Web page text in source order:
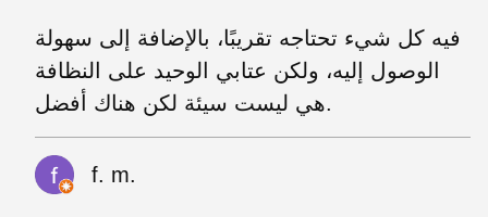
فيه كل شيء تحتاجه تقريبًا، بالإضافة إلى سهولة
الوصول إليه، ولكن عتابي الوحيد على النظافة
هي ليست سيئة لكن هناك أفضل.
f. m.